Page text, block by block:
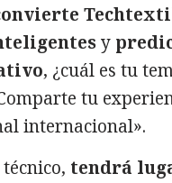
y
, ¿cuál es tu
tu
internacional».
tendrá